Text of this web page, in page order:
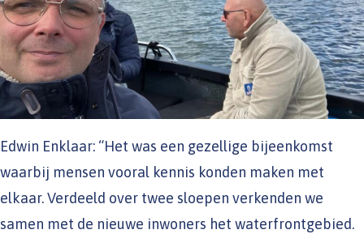
Edwin Enklaar: “Het was een gezellige bijeenkomst
waarbij mensen vooral kennis konden maken met
elkaar. Verdeeld over twee sloepen verkenden we
samen met de nieuwe inwoners het waterfrontgebied.